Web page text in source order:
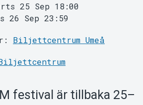
Support
25 Sep 18:00
26 Sep 23:59
Biljettcentrum Umeå
festival är tillbaka 25–